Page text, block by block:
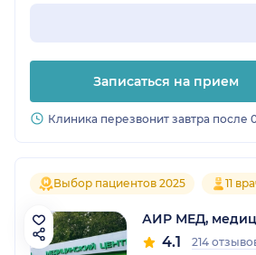
Записаться на прием
Клиника перезвонит завтра после
Выбор пациентов 2025 11
АИР МЕД,
4.1 214